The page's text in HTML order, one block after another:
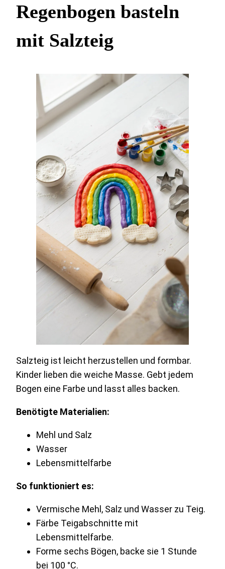
Regenbogen basteln
mit Salzteig
Salzteig ist leicht herzustellen und formbar.
Kinder lieben die weiche Masse. Gebt jedem
Bogen eine Farbe und lasst alles backen.
Benötigte Materialien:
Mehl und Salz
Wasser
Lebensmittelfarbe
So funktioniert es:
Vermische Mehl, Salz und Wasser zu Teig.
Färbe Teigabschnitte mit
Lebensmittelfarbe.
Forme sechs Bögen, backe sie 1 Stunde
bei 100 °C.